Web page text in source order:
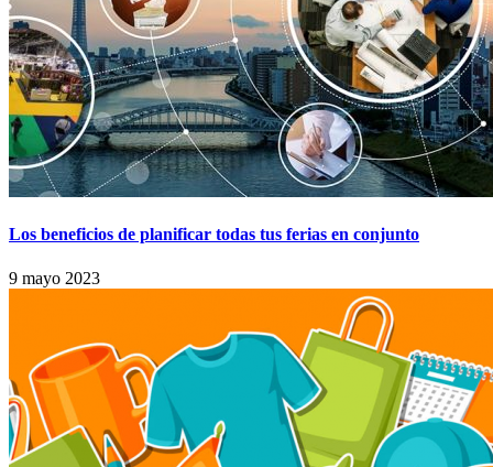
Los beneficios de planificar todas tus ferias en conjunto
9 mayo 2023